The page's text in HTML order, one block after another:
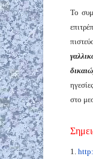
Το
στο
1.